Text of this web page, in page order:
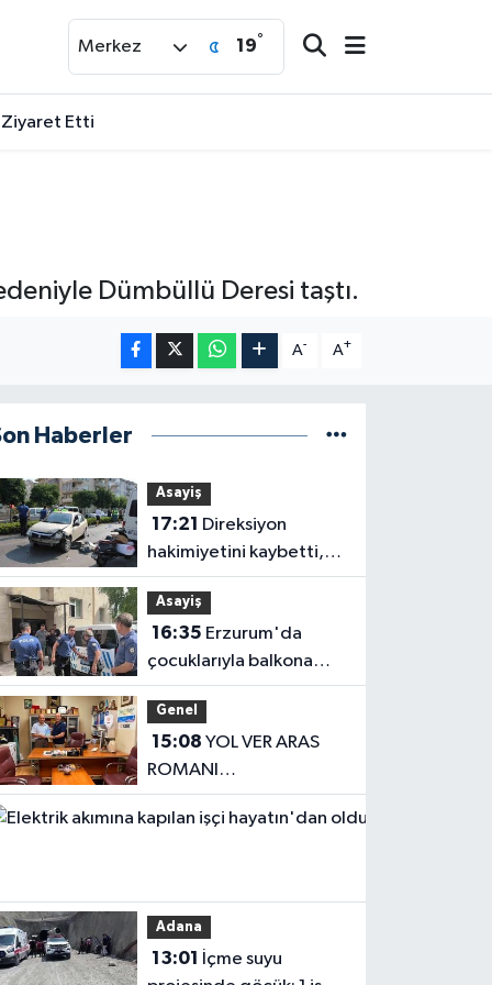
Merkez 19°
Ziyaret Etti
Dümbüllü Deresi taştı.
A- A+
Haberler
Asayiş
17:21
hakimiyetini kaybetti,
karşı şeritteki otomobile
çarptı
Asayiş
16:35
çocuklarıyla balkona
çıkan uzaklaştırma
kararlı koca ikna edildi
Genel
15:08
ROMANI
OKUYUCUSUYLA
BULUŞTU
Adana
13:01